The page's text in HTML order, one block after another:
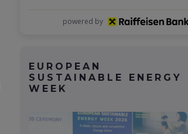
powered by
EUROPEAN
SUSTAINABLE ENERGY
WEEK